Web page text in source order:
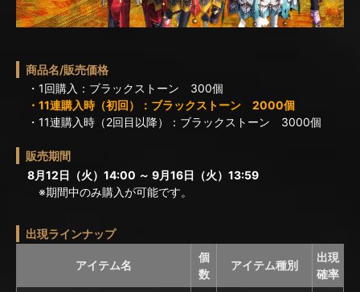
商品名/販売価格
・1回購入：ブラックストーン 300個
・11連購入時（初回）：ブラックストーン 2000個
・11連購入時（2回目以降）：ブラックストーン 3000個
販売期間
8月12日（火）14:00 ～ 9月16日（火）13:59
※期間中のみ購入が可能です。
出現ラインナップ
アイテム名
個
数
アイテム種別
出現
確率